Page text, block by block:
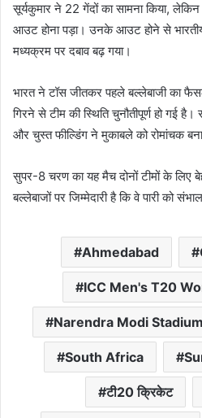
सूर्यकुमार ने 22 गेंदों का सामना किया,
आउट होना पड़ा। उनके आउट होने से भारतीय
मध्यक्रम पर दबाव बढ़ गया।
भारत ने टॉस जीतकर पहले बल्लेबाजी का
गिरने से टीम की स्थिति चुनौतीपूर्ण हो गई
और चुस्त फील्डिंग ने मुकाबले को रोमांचक बना
सुपर-8 चरण का यह मैच दोनों टीमों के लिए
बल्लेबाजों पर जिम्मेदारी है कि वे पारी को
Ahmedabad
ICC Men's T20
Narendra Modi Stadium
South Africa
टी20 क्रिकेट